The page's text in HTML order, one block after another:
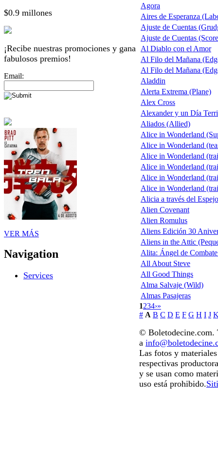
$0.9 millones
¡Recibe nuestras promociones y gana
fabulosos premios!
Email:
VER MÁS
Navigation
Services
Agora
Aires de Esperanza
Ajuste de Cuentas
Ajuste de Cuentas
Al Diablo con el Amor
Al Filo del Mañana
Al Filo del Mañana
Aladdin
Alerta Extrema (Plane)
Alex Cross
Alexander y un Día
Aliados (Allied)
Alice in Wonderland
Alice in Wonderland
Alice in Wonderland
Alice in Wonderland
Alice in Wonderland
Alice in Wonderland
Alicia a través del
Alien Covenant
Alien Romulus
Aliens Edición 30
Aliens in the Attic
Alita: Ángel de
All About Steve
All Good Things
Alma Salvaje (Wild)
Almas Pasajeras
1234›»
# A B C D E F G H I J
© Boletodecine.com.
a
Las fotos y
respectivas
y se usan como
uso está prohibido.